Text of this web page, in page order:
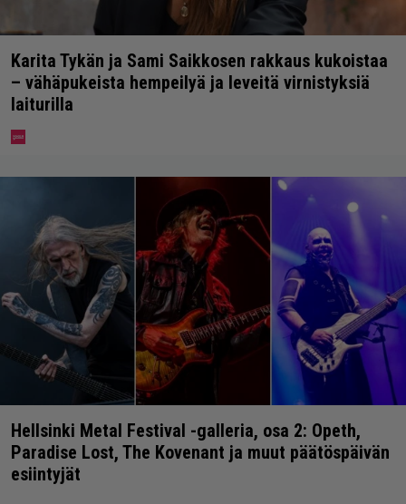
Karita Tykän ja Sami Saikkosen rakkaus kukoistaa
– vähäpukeista hempeilyä ja leveitä virnistyksiä
laiturilla
Hellsinki Metal Festival -galleria, osa 2: Opeth,
Paradise Lost, The Kovenant ja muut päätöspäivän
esiintyjät